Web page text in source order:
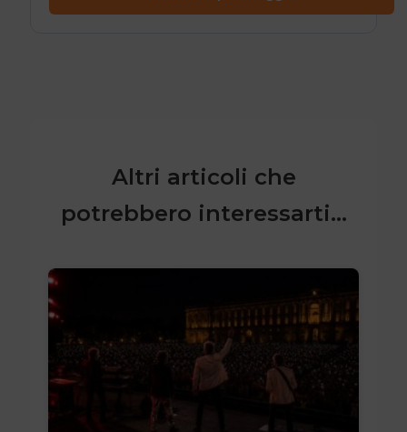
Altri articoli che
potrebbero interessarti...